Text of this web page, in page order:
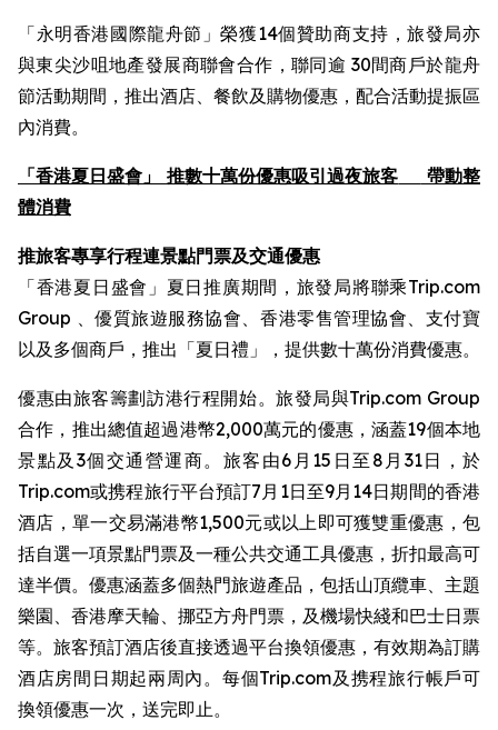
「永明香港國際龍舟節」榮獲14個贊助商支持，旅發局亦
與東尖沙咀地產發展商聯會合作，聯同逾 30間商戶於龍舟
節活動期間，推出酒店、餐飲及購物優惠，配合活動提振區
內消費。
「香港夏日盛會」 推數十萬份優惠吸引過夜旅客
帶動整
體消費
推旅客專享行程連景點門票及交通優惠
「香港夏日盛會」夏日推廣期間，旅發局將聯乘Trip.com
Group 、優質旅遊服務協會、香港零售管理協會、支付寶
以及多個商戶，推出「夏日禮」，提供數十萬份消費優惠。
優惠由旅客籌劃訪港行程開始。旅發局與Trip.com Group
合作，推出總值超過港幣2,000萬元的優惠，涵蓋19個本地
景點及3個交通營運商。旅客由6月15日至8月31日，於
Trip.com或携程旅行平台預訂7月1日至9月14日期間的香港
酒店，單一交易滿港幣1,500元或以上即可獲雙重優惠，包
括自選一項景點門票及一種公共交通工具優惠，折扣最高可
達半價。優惠涵蓋多個熱門旅遊產品，包括山頂纜車、主題
樂園、香港摩天輪、挪亞方舟門票，及機場快綫和巴士日票
等。旅客預訂酒店後直接透過平台換領優惠，有效期為訂購
酒店房間日期起兩周內。每個Trip.com及携程旅行帳戶可
換領優惠一次，送完即止。